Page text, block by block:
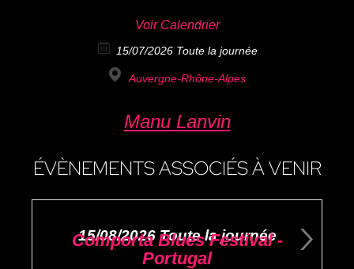
Voir Calendrier
15/07/2026 Toute la journée
Auvergne-Rhône-Alpes
Manu Lanvin
ÉVÈNEMENTS ASSOCIÉS À VENIR
Comporta Blues Festival -
Portugal
15/08/2026 Toute la journée